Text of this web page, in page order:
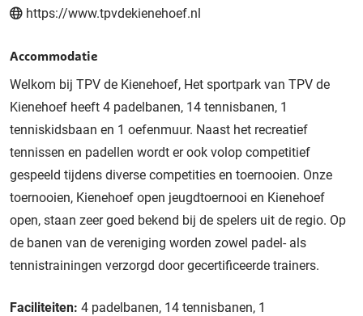
https://www.tpvdekienehoef.nl
Accommodatie
Welkom bij TPV de Kienehoef, Het sportpark van TPV de
Kienehoef heeft 4 padelbanen, 14 tennisbanen, 1
tenniskidsbaan en 1 oefenmuur. Naast het recreatief
tennissen en padellen wordt er ook volop competitief
gespeeld tijdens diverse competities en toernooien. Onze
toernooien, Kienehoef open jeugdtoernooi en Kienehoef
open, staan zeer goed bekend bij de spelers uit de regio. Op
de banen van de vereniging worden zowel padel- als
tennistrainingen verzorgd door gecertificeerde trainers.
Faciliteiten: 4 padelbanen, 14 tennisbanen, 1